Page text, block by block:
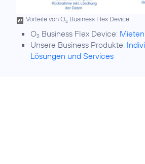
Vorteile von O2 Business Flex Device
O2 Business Flex Device:
Unsere Business Produkte:
Lösungen und Services